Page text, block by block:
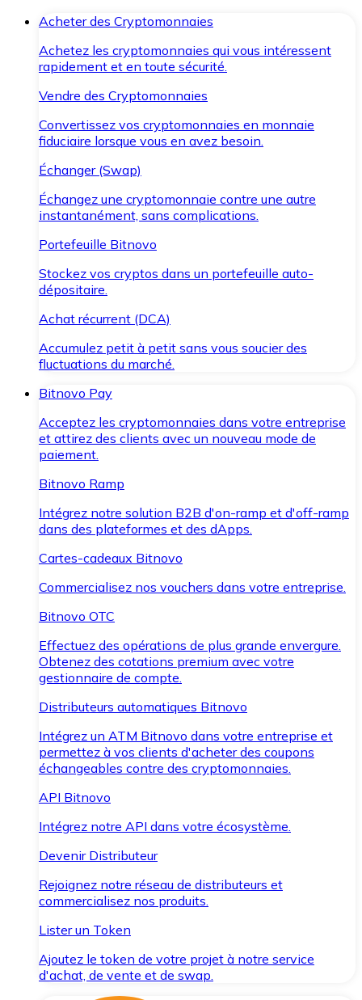
Acheter des Cryptomonnaies
Achetez les cryptomonnaies qui vous intéressent
rapidement et en toute sécurité.
Vendre des Cryptomonnaies
Convertissez vos cryptomonnaies en monnaie
fiduciaire lorsque vous en avez besoin.
Échanger (Swap)
Échangez une cryptomonnaie contre une autre
instantanément, sans complications.
Portefeuille Bitnovo
Stockez vos cryptos dans un portefeuille auto-
dépositaire.
Achat récurrent (DCA)
Accumulez petit à petit sans vous soucier des
fluctuations du marché.
Bitnovo Pay
Acceptez les cryptomonnaies dans votre entreprise
et attirez des clients avec un nouveau mode de
paiement.
Bitnovo Ramp
Intégrez notre solution B2B d'on-ramp et d'off-ramp
dans des plateformes et des dApps.
Cartes-cadeaux Bitnovo
Commercialisez nos vouchers dans votre entreprise.
Bitnovo OTC
Effectuez des opérations de plus grande envergure.
Obtenez des cotations premium avec votre
gestionnaire de compte.
Distributeurs automatiques Bitnovo
Intégrez un ATM Bitnovo dans votre entreprise et
permettez à vos clients d'acheter des coupons
échangeables contre des cryptomonnaies.
API Bitnovo
Intégrez notre API dans votre écosystème.
Devenir Distributeur
Rejoignez notre réseau de distributeurs et
commercialisez nos produits.
Lister un Token
Ajoutez le token de votre projet à notre service
d'achat, de vente et de swap.